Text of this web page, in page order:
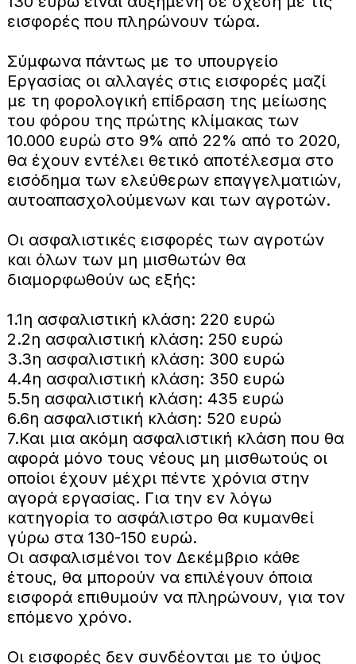
εισφορές που πληρώνουν τώρα.
Σύμφωνα πάντως με το υπουργείο
Εργασίας οι αλλαγές στις εισφορές μαζί
με τη φορολογική επίδραση της μείωσης
του φόρου της πρώτης κλίμακας των
10.000 ευρώ στο 9% από 22% από το 2020,
θα έχουν εντέλει θετικό αποτέλεσμα στο
εισόδημα των ελεύθερων επαγγελματιών,
αυτοαπασχολούμενων και των αγροτών.
Οι ασφαλιστικές εισφορές των αγροτών
και όλων των μη μισθωτών θα
διαμορφωθούν ως εξής:
1.1η ασφαλιστική κλάση: 220 ευρώ
2.2η ασφαλιστική κλάση: 250 ευρώ
3.3η ασφαλιστική κλάση: 300 ευρώ
4.4η ασφαλιστική κλάση: 350 ευρώ
5.5η ασφαλιστική κλάση: 435 ευρώ
6.6η ασφαλιστική κλάση: 520 ευρώ
7.Και μια ακόμη ασφαλιστική κλάση που θα
αφορά μόνο τους νέους μη μισθωτούς οι
οποίοι έχουν μέχρι πέντε χρόνια στην
αγορά εργασίας. Για την εν λόγω
κατηγορία το ασφάλιστρο θα κυμανθεί
γύρω στα 130-150 ευρώ.
Οι ασφαλισμένοι τον Δεκέμβριο κάθε
έτους, θα μπορούν να επιλέγουν όποια
εισφορά επιθυμούν να πληρώνουν, για τον
επόμενο χρόνο.
Οι εισφορές δεν συνδέονται με το ύψος